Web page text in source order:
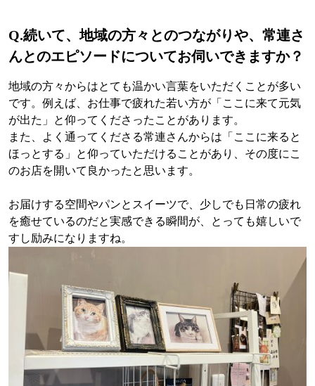
Q.続いて、地域の方々とのつながりや、常連さ
んとのエピソードについてお伺いできますか？
地域の方々からはとても温かい言葉をいただくことが多い
です。例えば、お仕事で疲れた若い方が「ここに来て元気
が出た」と仰ってくださったことがあります。
また、よく通ってくださる常連さんからは「ここに来ると
ほっとする」と仰っていただけることがあり、その度にこ
のお店を開いて良かったと思います。
お届けする空間やパンとスイーツで、少しでも日常の疲れ
を癒せているのだと実感できる瞬間が、とっても嬉しいで
すし励みになりますね。